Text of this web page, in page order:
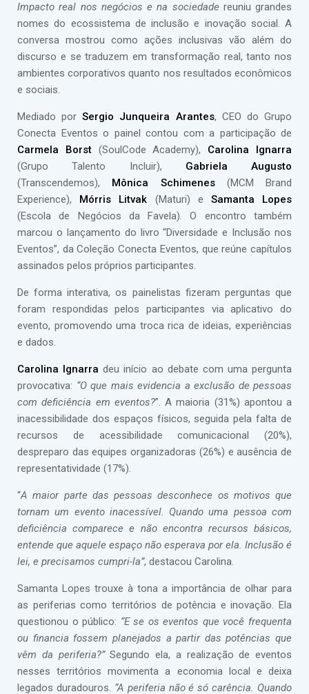
Impacto real nos negócios e na sociedade reuniu grandes
nomes do ecossistema de inclusão e inovação social. A
conversa mostrou como ações inclusivas vão além do
discurso e se traduzem em transformação real, tanto nos
ambientes corporativos quanto nos resultados econômicos
e sociais.
Mediado porSergio Junqueira Arantes, CEO do Grupo
Conecta Eventos o painel contou com a participação de
Carmela Borst (SoulCode Academy), Carolina Ignarra
(Grupo Talento Incluir), Gabriela Augusto
(Transcendemos), Mônica Schimenes(MCM Brand
Experience), Mórris Litvak (Maturi) e Samanta Lopes
(Escola de Negócios da Favela). O encontro também
marcou o lançamento do livro “Diversidade e Inclusão nos
Eventos”, da Coleção Conecta Eventos, que reúne capítulos
assinados pelos próprios participantes.
De forma interativa, os painelistas fizeram perguntas que
foram respondidas pelos participantes via aplicativo do
evento, promovendo uma troca rica de ideias, experiências
e dados.
Carolina Ignarra deu início ao debate com uma pergunta
provocativa: “O que mais evidencia a exclusão de pessoas
com deficiência em eventos?”. A maioria (31%) apontou a
inacessibilidade dos espaços físicos, seguida pela falta de
recursos de acessibilidade comunicacional (20%),
despreparo das equipes organizadoras (26%) e ausência de
representatividade (17%).
“A maior parte das pessoas desconhece os motivos que
tornam um evento inacessível. Quando uma pessoa com
deficiência comparece e não encontra recursos básicos,
entende que aquele espaço não esperava por ela. Inclusão é
lei, e precisamos cumpri-la”, destacou Carolina.
Samanta Lopes trouxe à tona a importância de olhar para
as periferias como territórios de potência e inovação. Ela
questionou o público: “E se os eventos que você frequenta
ou financia fossem planejados a partir das potências que
vêm da periferia?”Segundo ela, a realização de eventos
nesses territórios movimenta a economia local e deixa
legados duradouros. “A periferia não é só carência. Quando